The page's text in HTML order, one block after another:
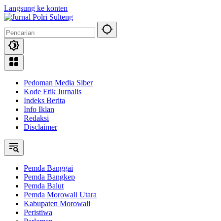
Langsung ke konten
Pedoman Media Siber
Kode Etik Jurnalis
Indeks Berita
Info Iklan
Redaksi
Disclaimer
Pemda Banggai
Pemda Bangkep
Pemda Balut
Pemda Morowali Utara
Kabupaten Morowali
Peristiwa